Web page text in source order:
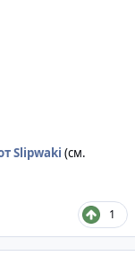
Slipwaki (см.
1